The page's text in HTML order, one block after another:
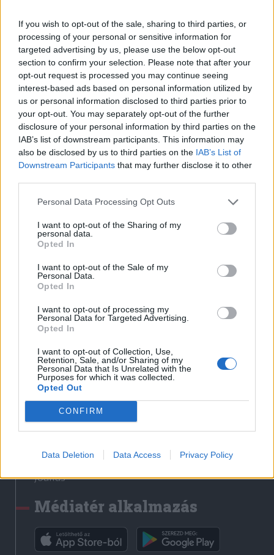
If you wish to opt-out of the sale, sharing to third parties, or
processing of your personal or sensitive information for
targeted advertising by us, please use the below opt-out
section to confirm your selection. Please note that after your
opt-out request is processed you may continue seeing
interest-based ads based on personal information utilized by
us or personal information disclosed to third parties prior to
your opt-out. You may separately opt-out of the further
disclosure of your personal information by third parties on the
IAB’s list of downstream participants. This information may
also be disclosed by us to third parties on the IAB’s List of
Downstream Participants that may further disclose it to other
Personal Data Processing Opt Outs
I want to opt-out of the Sharing of my
personal data.
Opted In
I want to opt-out of the Sale of my
Personal Data.
Opted In
I want to opt-out of processing my
Personal Data for Targeted Advertising.
Opted In
I want to opt-out of Collection, Use,
Retention, Sale, and/or Sharing of my
Personal Data that Is Unrelated with the
Purposes for which it was collected.
Opted Out
CONFIRM
Data Deletion Data Access Privacy Policy
Hasznos
Impresszum
Szerzői jogok
Adatvédelmi tájékoztató
Cookie-kezelési tájékoztató
Hozzászólási szabályzat
Nyomtatott lapjaink archívuma
Székely Hírmondó archívuma
Sütibeállítások
Médiatér
Liget
Krónika
Bihari Napló
Erdélyi Napló
Főtér
Rádió GaGa
Jóállás
Médiatér alkalmazás